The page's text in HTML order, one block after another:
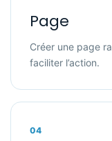
Page
Créer une page
faciliter l’action.
04